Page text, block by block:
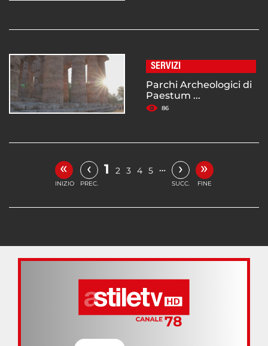
SERVIZI
Parchi Archeologici di
Paestum ...
86
«
INIZIO
‹
PREC.
1 2 3 4 5 … ›
SUCC.
»
FINE